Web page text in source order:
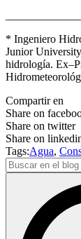
* Ingeniero
Junior
hidrología.
Compartir en
Share on
Share on twitter
Share on
Tags:Agua,